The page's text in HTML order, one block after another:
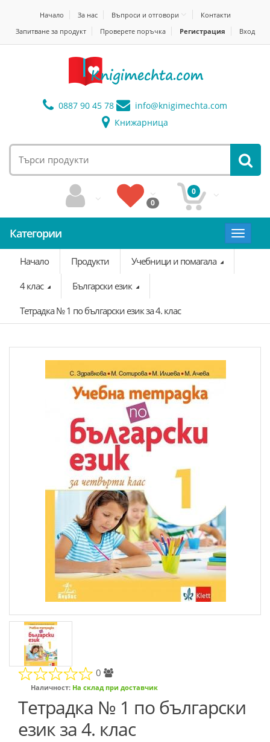
Начало За нас Въпроси и отговори
Контакти
Запитване за продукт
Проверете поръчка Регистрация Вход
0887 90 45 78 info@knigimechta.com
Книжарница
0
0
Категории
Toggle
Начало
Продукти Учебници и помагала
4 клас Български език
Тетрадка № 1 по български език за 4. клас
0
Наличност: На склад при доставчик
Тетрадка № 1 по български
език за 4. клас